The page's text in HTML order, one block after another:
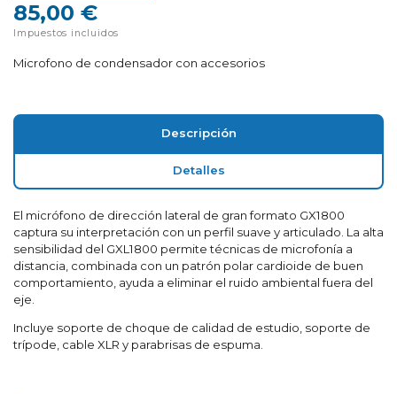
85,00 €
Impuestos incluidos
Microfono de condensador con accesorios
Descripción
Detalles
El micrófono de dirección lateral de gran formato GX1800
captura su interpretación con un perfil suave y articulado. La alta
sensibilidad del GXL1800 permite técnicas de microfonía a
distancia, combinada con un patrón polar cardioide de buen
comportamiento, ayuda a eliminar el ruido ambiental fuera del
eje.
Incluye soporte de choque de calidad de estudio, soporte de
trípode, cable XLR y parabrisas de espuma.